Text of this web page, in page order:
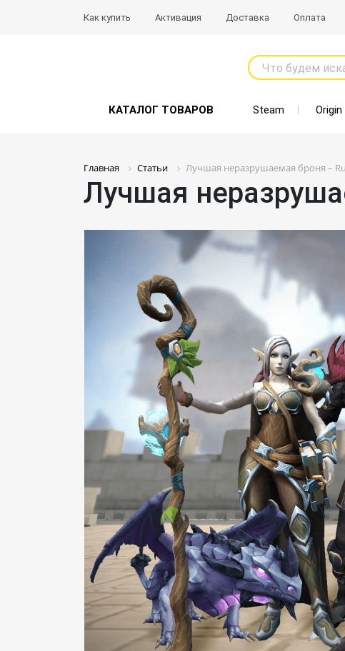
Как купить Активация Доставка Оплата
Что будем
КАТАЛОГ ТОВАРОВ Steam Origin
Главная Статьи Лучшая неразрушаемая броня –
Лучшая